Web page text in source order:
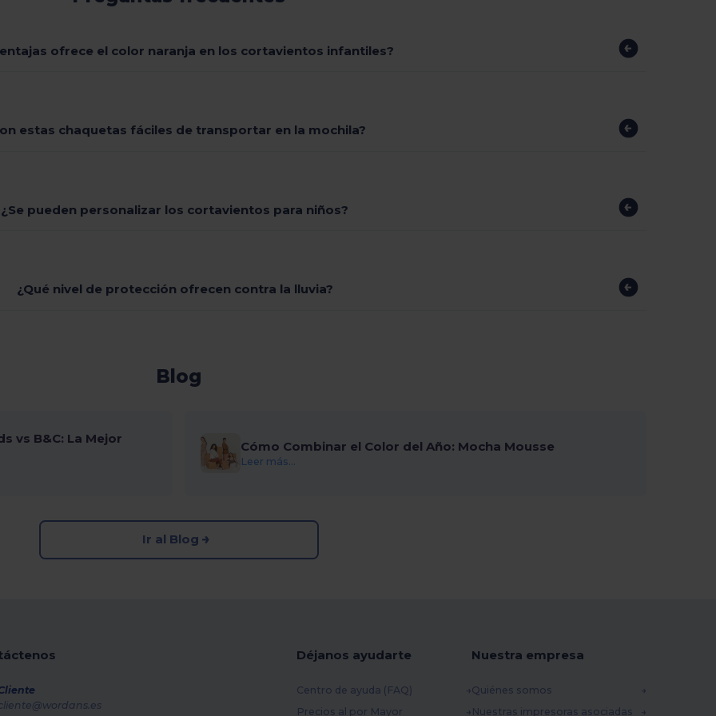
ofrece el color naranja en los cortavientos infantiles?
estas chaquetas fáciles de transportar en la mochila?
¿Se pueden personalizar los cortavientos para niños?
¿Qué nivel de protección ofrecen contra la lluvia?
Blog
vs B&C: La Mejor
Cómo Combinar el Color del Año: Mocha Mousse
Leer más...
Ir al Blog
Déjanos ayudarte
Centro de ayuda (FAQ)
Precios al por Mayor
Nuestra empresa
Quiénes somos
Nuestras impresoras asociadas